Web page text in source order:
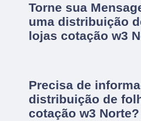
Torne sua
uma distribuição
lojas cotação w3
Precisa de
distribuição de
cotação w3 Norte?